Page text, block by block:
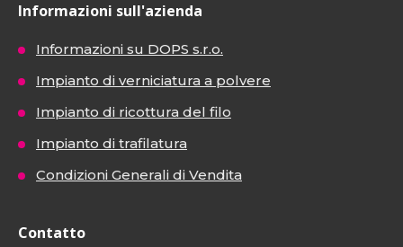
Informazioni sull'azienda
Informazioni su DOPS s.r.o.
Impianto di verniciatura a polvere
Impianto di ricottura del filo
Impianto di trafilatura
Condizioni Generali di Vendita
Contatto